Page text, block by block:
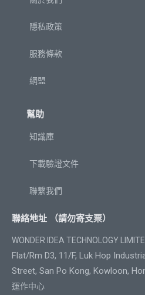
隱私政策
服務條款
網盟
幫助
知識庫
下載驗證文件
聯繫我們
聯絡地址 （請勿寄支票）
WONDER IDEA TECHNOLOGY
Flat/Rm D3, 11/F, Luk Hop
Street, San Po Kong, Kowloon,
運作中心